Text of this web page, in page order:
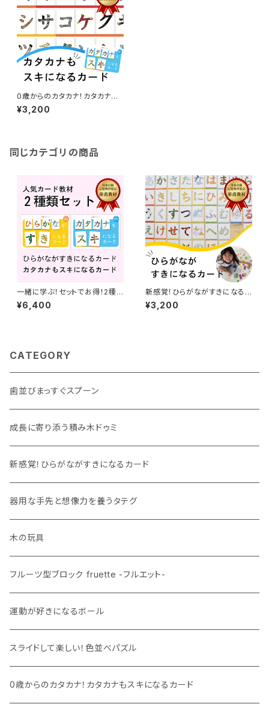
0歳からのカタカナ！カタカナも
スキになるカード
¥3,200
同じカテゴリの商品
一緒に学ぶ！セットでお得！2種
類のカード教材セット
¥6,400
新感覚！ひらがながすきになるカ
ード
¥3,200
CATEGORY
歯並びまっすぐスプーン
成長に寄り添う積み木ドゥミ
新感覚！ひらがながすきになるカード
器用な手先と想像力を養うタテグ
木の玩具
フルーツ型ブロック fruette -フルエット-
運動が好きになるボール
スライドして楽しい！色並べパズル
0歳からのカタカナ！カタカナもスキになるカード